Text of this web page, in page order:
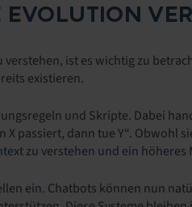
ist es wichtig zu
existieren.
und Skripte. Dabei
passiert, dann tue Y“. Obwohl
zu verstehen und ein
ein. Chatbots können nun